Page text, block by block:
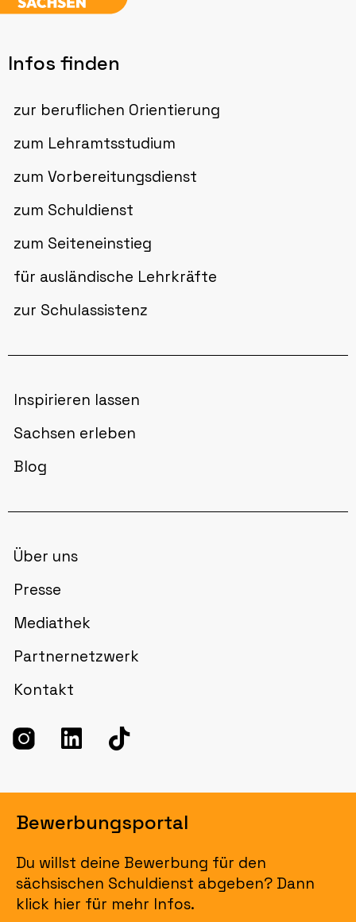
Infos finden
zur beruflichen Orientierung
zum Lehramtsstudium
zum Vorbereitungsdienst
zum Schuldienst
zum Seiteneinstieg
für ausländische Lehrkräfte
zur Schulassistenz
Inspirieren lassen
Sachsen erleben
Blog
Über uns
Presse
Mediathek
Partnernetzwerk
Kontakt
Bewerbungsportal
Du willst deine Bewerbung für den
sächsischen Schuldienst abgeben? Dann
klick hier für mehr Infos.